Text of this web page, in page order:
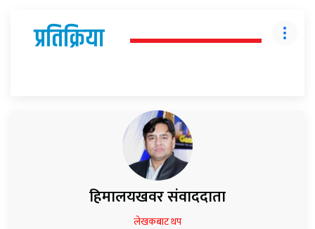
प्रतिक्रिया
हिमालयखवर संवाददाता
लेखकबाट थप